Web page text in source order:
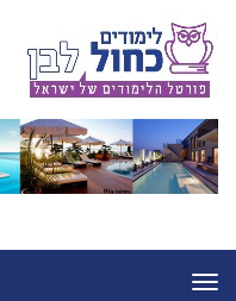
תפריט